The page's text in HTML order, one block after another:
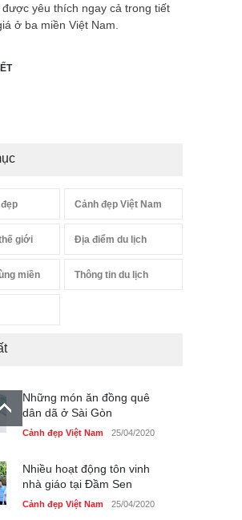
được yêu thích ngay cả trong tiết
ở ba miền Việt Nam.
Cảnh đẹp Việt Nam
giới Địa điểm du lịch
miền Thông tin du lịch
Những món ăn đồng quê
dân dã ở Sài Gòn
Cảnh đẹp Việt Nam 25/04/2020
Nhiều hoạt động tôn vinh
nhà giáo tại Đầm Sen
Cảnh đẹp Việt Nam 25/04/2020